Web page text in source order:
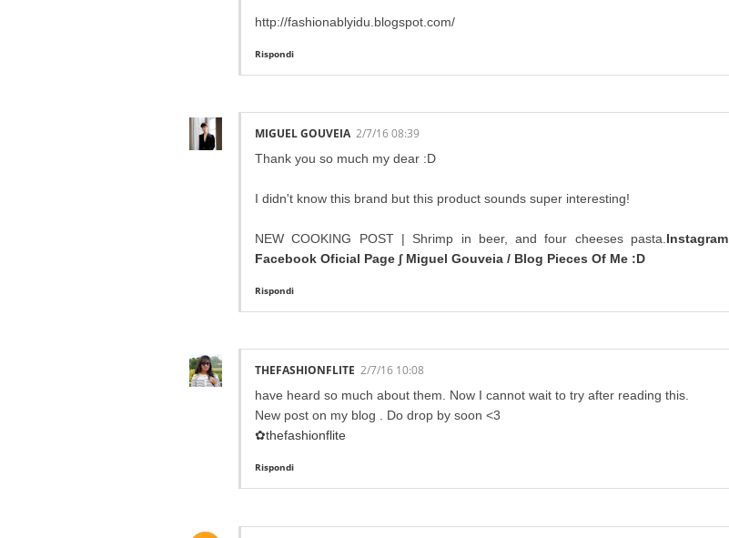
http://fashionablyidu.blogspot.com/
Rispondi
MIGUEL GOUVEIA 2/7/16 08:39
Thank you so much my dear :D
I didn't know this brand but this product sounds super interesting!
NEW COOKING POST | Shrimp in beer, and four cheeses pasta. Instagram
Facebook Oficial Page ∫ Miguel Gouveia / Blog Pieces Of Me :D
Rispondi
THEFASHIONFLITE 2/7/16 10:08
have heard so much about them. Now I cannot wait to try after reading this.
New post on my blog . Do drop by soon <3
✿thefashionflite
Rispondi